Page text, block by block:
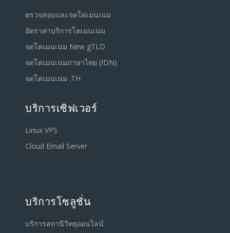
ตรวจสอบและจดโดเมนเนม
อัตราค่าบริการโดเมนเนม
จดโดเมนเนม New gTLD
จดโดเมนเนมภาษาไทย (IDN)
จดโดเมนเนม .TH
บริการเซิฟเวอร์
Linux VPS
Cloud Email Server
บริการโซลูชั่น
บริการสถานีวิทยุออนไลน์